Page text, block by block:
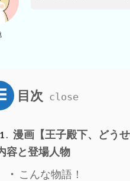
目次
1
漫画【王子殿下、どう
容と登場人物
こんな物語！